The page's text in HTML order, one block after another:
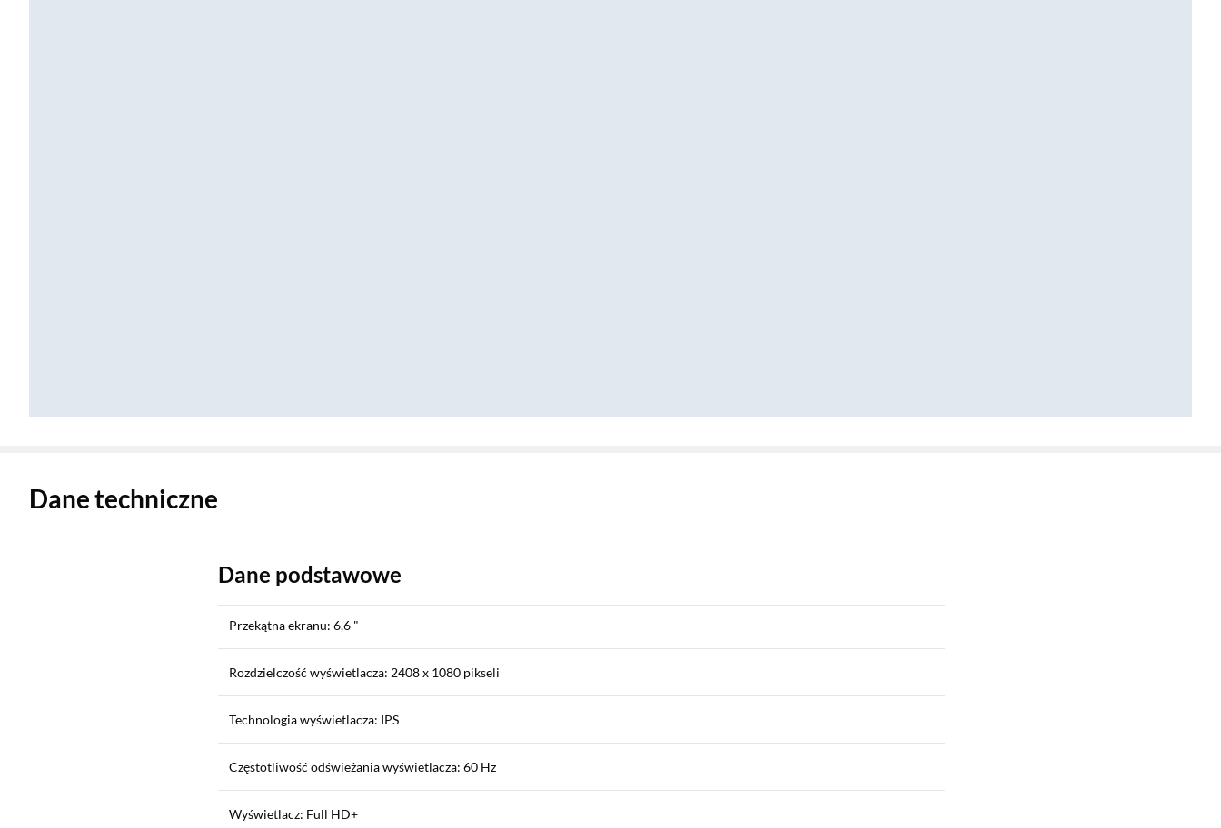
Dane techniczne
Dane podstawowe
Przekątna ekranu: 6,6 "
Rozdzielczość wyświetlacza: 2408 x 1080 pikseli
Technologia wyświetlacza: IPS
Częstotliwość odświeżania wyświetlacza: 60 Hz
Wyświetlacz: Full HD+